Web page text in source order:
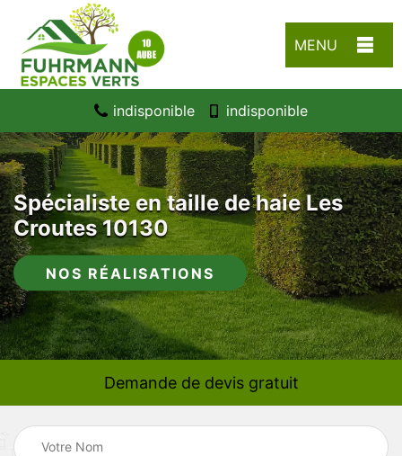
MENU
indisponible indisponible
Spécialiste en taille de haie Les
Croutes 10130
NOS RÉALISATIONS
Demande de devis gratuit